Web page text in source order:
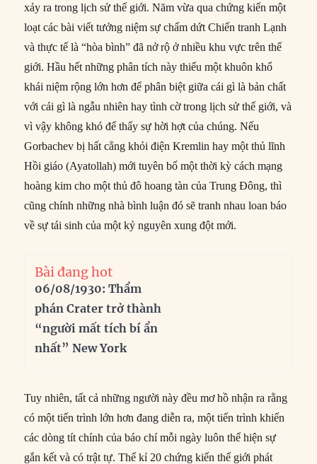
xảy ra trong lịch sử thế giới. Năm vừa qua chứng kiến một
loạt các bài viết tưởng niệm sự chấm dứt Chiến tranh Lạnh
và thực tế là “hòa bình” đã nở rộ ở nhiều khu vực trên thế
giới. Hầu hết những phân tích này thiếu một khuôn khổ
khái niệm rộng lớn hơn để phân biệt giữa cái gì là bản chất
với cái gì là ngẫu nhiên hay tình cờ trong lịch sử thế giới, và
vì vậy không khó để thấy sự hời hợt của chúng. Nếu
Gorbachev bị hất cẳng khỏi điện Kremlin hay một thủ lĩnh
Hồi giáo (Ayatollah) mới tuyên bố một thời kỳ cách mạng
hoàng kim cho một thủ đô hoang tàn của Trung Đông, thì
cũng chính những nhà bình luận đó sẽ tranh nhau loan báo
về sự tái sinh của một kỷ nguyên xung đột mới.
Bài đang hot
06/08/1930: Thẩm
phán Crater trở thành
“người mất tích bí ẩn
nhất” New York
Tuy nhiên, tất cả những người này đều mơ hồ nhận ra rằng
có một tiến trình lớn hơn đang diễn ra, một tiến trình khiến
các dòng tít chính của báo chí mỗi ngày luôn thể hiện sự
gắn kết và có trật tự. Thế kỉ 20 chứng kiến thế giới phát